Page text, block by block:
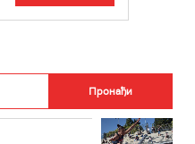
РАДИО РОКЕНРОЛЕР
ИНФО